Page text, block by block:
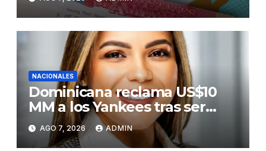
US$100,000 en adelante
NACIONALES
Dominicana reclama US$10
MM a los Yankees tras ser
golpeada por bate de José
Ramírez
AGO 7, 2026 ADMIN